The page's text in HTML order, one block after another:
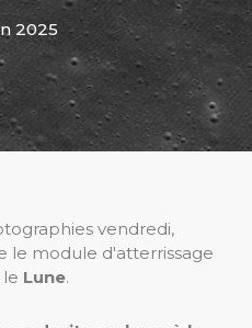
2025
vendredi,
le module d'atterrissage
le Lune.